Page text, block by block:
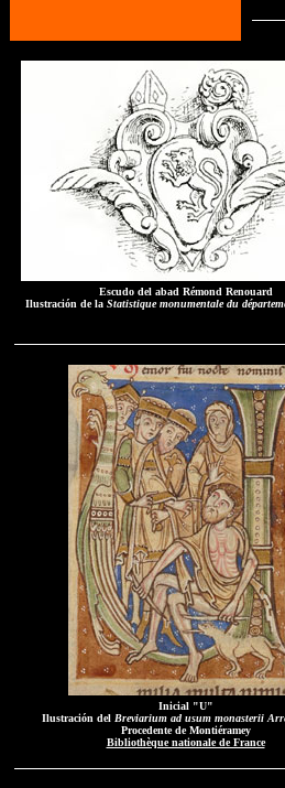
Escudo del abad Rémond Renouard
Ilustración de la Statistique monumentale du
Inicial "U"
Ilustración del Breviarium ad usum monasterii
Procedente de Montiéramey
Bibliothèque nationale de France